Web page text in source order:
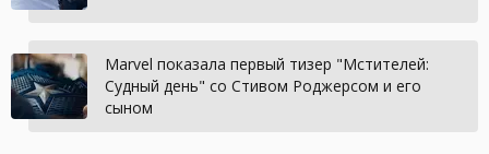
Marvel показала первый тизер "Мстителей:
Судный день" со Стивом Роджерсом и его
сыном